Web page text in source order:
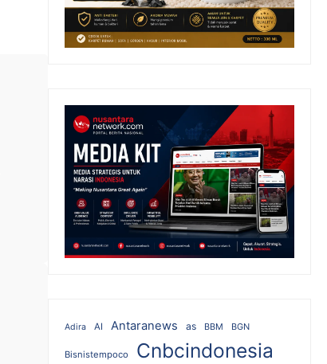
Adira AI Antaranews as BBM BGN
Bisnistempoco Cnbcindonesia